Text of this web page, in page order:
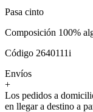
Pasa cinto
Composición 100%
Código 2640111i
Envíos
+
Los pedidos a
en llegar a destino a